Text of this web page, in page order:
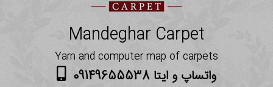
Mandeghar Carpet
Yarn and computer map of carpets
واتساپ و ایتا 09149655538